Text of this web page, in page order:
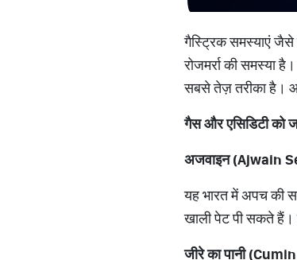
गैस्ट्रिक समस्याएं जैसे
रोजमर्रा की समस्या
सबसे तेज़ तरीका है।
गैस और एसिडिटी
अजवाइन (Ajwain
यह भारत में अपच की
खाली पेट पी सकते हैं।
जीरे का पानी (